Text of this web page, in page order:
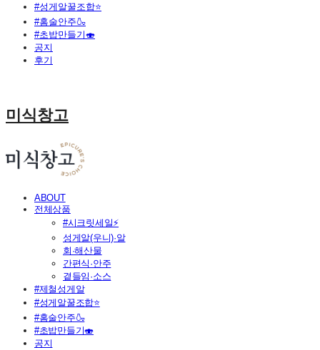
#성게알꿀조합⭐
#홈술안주🍶
#초밥만들기🍣
공지
후기
미식창고
ABOUT
전체상품
#시크릿세일⚡
성게알(우니)·알
회·해산물
간편식·안주
곁들임·소스
#제철성게알
#성게알꿀조합⭐
#홈술안주🍶
#초밥만들기🍣
공지